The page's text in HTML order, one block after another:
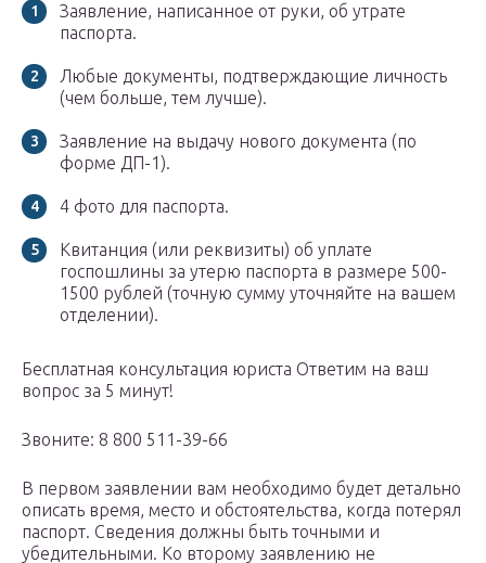
Заявление, написанное от руки, об утрате
паспорта.
Любые документы, подтверждающие личность
(чем больше, тем лучше).
Заявление на выдачу нового документа (по
форме ДП-1).
4 фото для паспорта.
Квитанция (или реквизиты) об уплате
госпошлины за утерю паспорта в размере 500-
1500 рублей (точную сумму уточняйте на вашем
отделении).
Бесплатная консультация юриста Ответим на ваш
вопрос за 5 минут!
Звоните: 8 800 511-39-66
В первом заявлении вам необходимо будет детально
описать время, место и обстоятельства, когда потерял
паспорт. Сведения должны быть точными и
убедительными. Ко второму заявлению не